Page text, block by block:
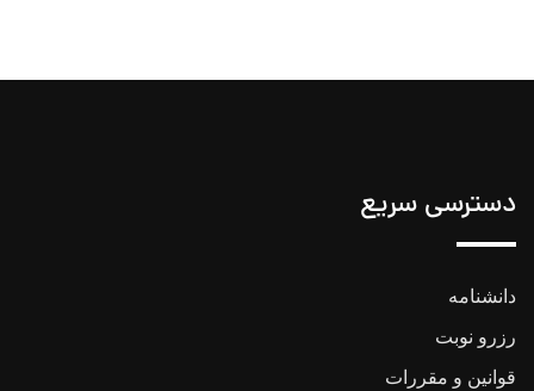
دسترسی سریع
دانشنامه
رزرو نوبت
قوانین و مقررات